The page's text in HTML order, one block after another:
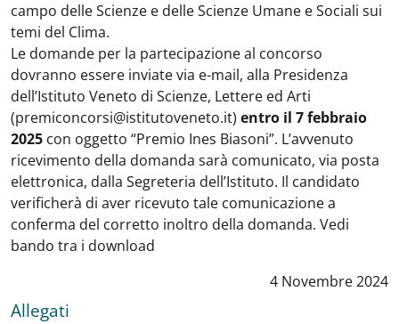
campo delle Scienze e delle Scienze Umane e Sociali sui
temi del Clima.
Le domande per la partecipazione al concorso
dovranno essere inviate via e-mail, alla Presidenza
dell’Istituto Veneto di Scienze, Lettere ed Arti
(premiconcorsi@istitutoveneto.it) entro il 7 febbraio
2025 con oggetto “Premio Ines Biasoni”. L’avvenuto
ricevimento della domanda sarà comunicato, via posta
elettronica, dalla Segreteria dell’Istituto. Il candidato
verificherà di aver ricevuto tale comunicazione a
conferma del corretto inoltro della domanda. Vedi
bando tra i download
Data notizia :
4 Novembre 2024
Allegati